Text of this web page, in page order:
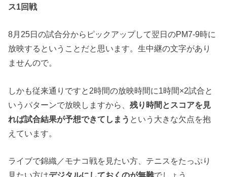
ス1回戦
8月25日の試合分からピックアップして翌日のPM7-9時に
放映するということだと思います。生中継の文字があり
ませんので。
しかも従来通りですと2時間の放映時間に1時間×2試合と
いうパターンで放映しますから、残り時間とスコアを見
れば試合結果が予想できてしまう という大きな欠点を抱
えています。
ライブで錦織／モナコ戦を見たい方、テニスをたっぷり
見たい方はデジタルにしておくのが無難でしょう。